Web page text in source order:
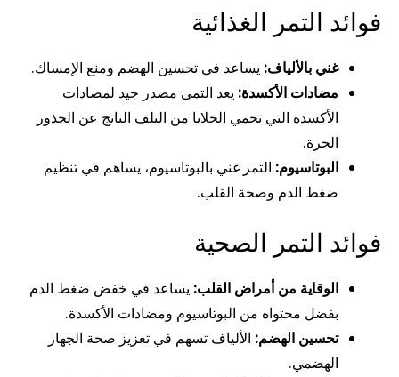
فوائد التمر الغذائية
غني بالألياف: يساعد في تحسين الهضم ومنع الإمساك.
مضادات الأكسدة: يعد التمى مصدر جيد لمضادات
الأكسدة التي تحمي الخلايا من التلف الناتج عن الجذور
الحرة.
البوتاسيوم: التمر غني بالبوتاسيوم، يساهم في تنظيم
ضغط الدم وصحة القلب.
فوائد التمر الصحية
الوقاية من أمراض القلب: يساعد في خفض ضغط الدم
بفضل محتواه من البوتاسيوم ومضادات الأكسدة.
تحسين الهضم: الألياف تسهم في تعزيز صحة الجهاز
الهضمي.